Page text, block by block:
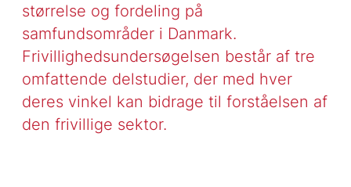
størrelse og fordeling på
samfundsområder i Danmark.
Frivillighedsundersøgelsen består af tre
omfattende delstudier, der med hver
deres vinkel kan bidrage til forståelsen af
den frivillige sektor.